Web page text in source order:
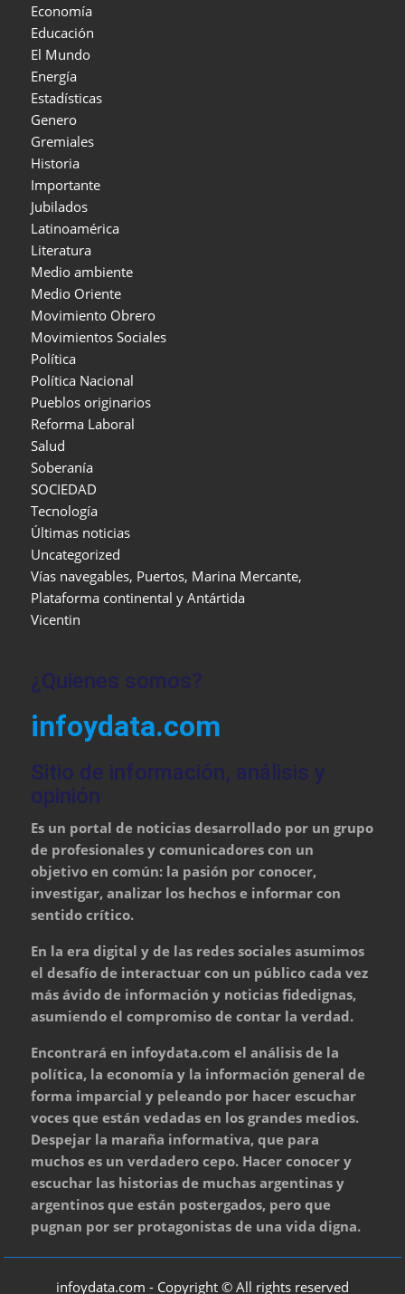
Economía
Educación
El Mundo
Energía
Estadísticas
Genero
Gremiales
Historia
Importante
Jubilados
Latinoamérica
Literatura
Medio ambiente
Medio Oriente
Movimiento Obrero
Movimientos Sociales
Política
Política Nacional
Pueblos originarios
Reforma Laboral
Salud
Soberanía
SOCIEDAD
Tecnología
Últimas noticias
Uncategorized
Vías navegables, Puertos, Marina Mercante,
Plataforma continental y Antártida
Vicentin
¿Quienes somos?
infoydata.com
Sitio de información, análisis y
opinión
Es un portal de noticias desarrollado por un grupo
de profesionales y comunicadores con un
objetivo en común: la pasión por conocer,
investigar, analizar los hechos e informar con
sentido crítico.
En la era digital y de las redes sociales asumimos
el desafío de interactuar con un público cada vez
más ávido de información y noticias fidedignas,
asumiendo el compromiso de contar la verdad.
Encontrará en infoydata.com el análisis de la
política, la economía y la información general de
forma imparcial y peleando por hacer escuchar
voces que están vedadas en los grandes medios.
Despejar la maraña informativa, que para
muchos es un verdadero cepo. Hacer conocer y
escuchar las historias de muchas argentinas y
argentinos que están postergados, pero que
pugnan por ser protagonistas de una vida digna.
infoydata.com - Copyright © All rights reserved